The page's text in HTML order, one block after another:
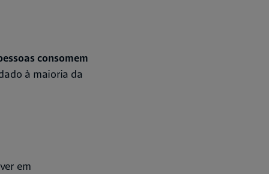
consomem
à maioria da
em